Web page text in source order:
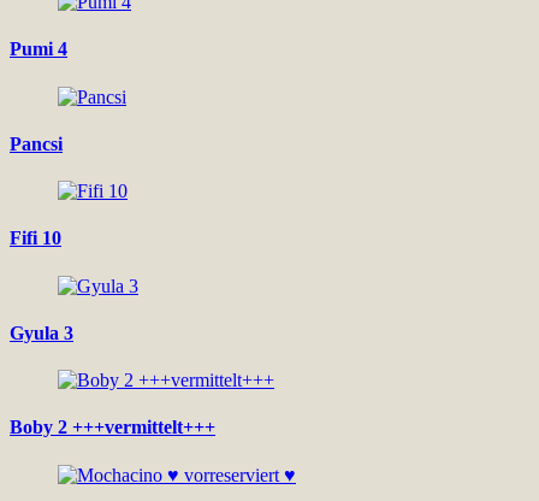
Pumi 4
Pancsi
Fifi 10
Gyula 3
Boby 2 +++vermittelt+++